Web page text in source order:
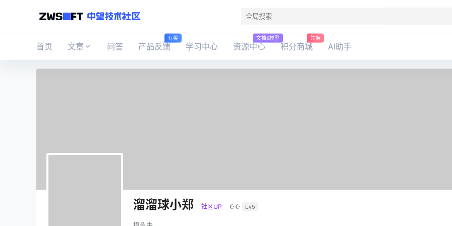
首页 文章 问答 产品反馈
有奖
学习中心 资源中心
文档&模型
积分商城
兑换
AI助手
溜溜球小郑 社区UP ☪☪ Lv5